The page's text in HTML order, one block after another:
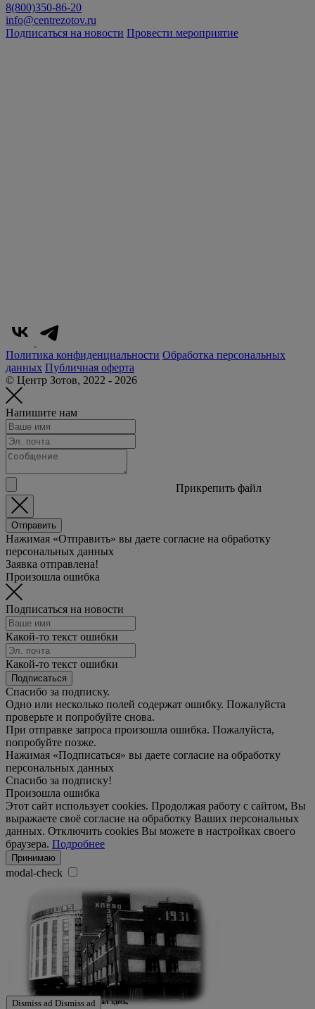
8(800)350-86-20
info@centrezotov.ru
Подписаться на новости Провести мероприятие
Политика конфиденциальности Обработка персональных
данных Публичная оферта
© Центр Зотов, 2022 - 2026
Напишите нам
Прикрепить файл
Отправить
Нажимая «Отправить» вы даете согласие на обработку
персональных данных
Заявка отправлена!
Произошла ошибка
Подписаться на новости
Какой-то текст ошибки
Какой-то текст ошибки
Подписаться
Спасибо за подписку.
Одно или несколько полей содержат ошибку. Пожалуйста
проверьте и попробуйте снова.
При отправке запроса произошла ошибка. Пожалуйста,
попробуйте позже.
Нажимая «Подписаться» вы даете согласие на обработку
персональных данных
Спасибо за подписку!
Произошла ошибка
Этот сайт использует cookies. Продолжая работу с сайтом, Вы
выражаете своё согласие на обработку Ваших персональных
данных. Отключить cookies Вы можете в настройках своего
браузера. Подробнее
Принимаю
modal-check
Ждем истории тех, кто работал здесь,
Dismiss ad Dismiss ad